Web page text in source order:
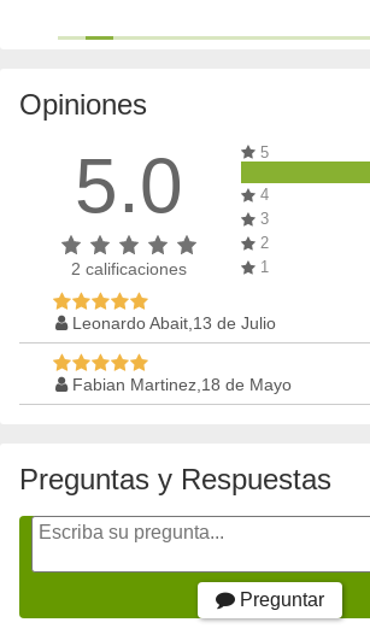
Opiniones
5.0
2 calificaciones
5
4
3
2
1
Leonardo Abait,13 de Julio
Fabian Martinez,18 de Mayo
Preguntas y Respuestas
Preguntar